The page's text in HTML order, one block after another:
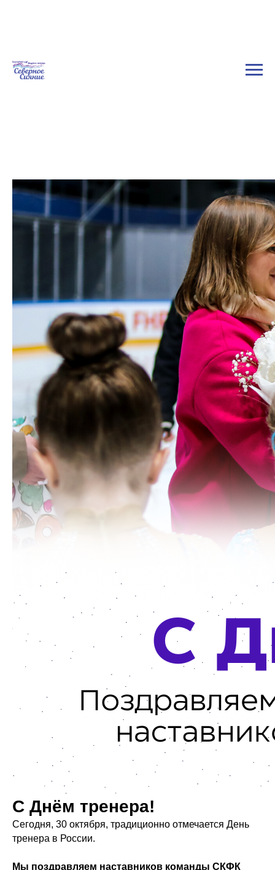
С Днём тренера!
Сегодня, 30 октября, традиционно отмечается День
тренера в России.
Мы поздравляем наставников команды СКФК